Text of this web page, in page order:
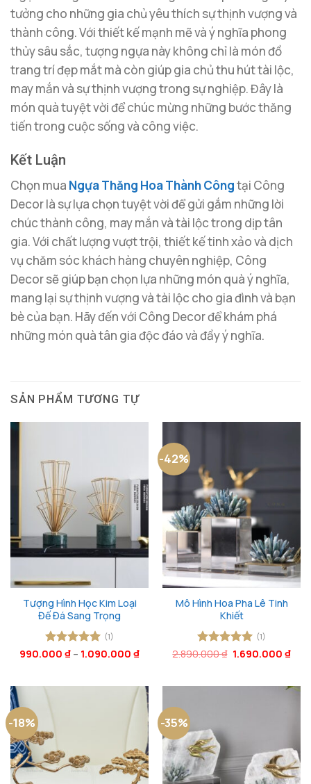
tưởng cho những gia chủ yêu thích sự thịnh vượng và
thành công. Với thiết kế mạnh mẽ và ý nghĩa phong
thủy sâu sắc, tượng ngựa này không chỉ là món đồ
trang trí đẹp mắt mà còn giúp gia chủ thu hút tài lộc,
may mắn và sự thịnh vượng trong sự nghiệp. Đây là
món quà tuyệt vời để chúc mừng những bước thăng
tiến trong cuộc sống và công việc.
Kết Luận
Chọn mua Ngựa Thăng Hoa Thành Côngtại Công
Decor là sự lựa chọn tuyệt vời để gửi gắm những lời
chúc thành công, may mắn và tài lộc trong dịp tân
gia. Với chất lượng vượt trội, thiết kế tinh xảo và dịch
vụ chăm sóc khách hàng chuyên nghiệp, Công
Decor sẽ giúp bạn chọn lựa những món quà ý nghĩa,
mang lại sự thịnh vượng và tài lộc cho gia đình và bạn
bè của bạn. Hãy đến với Công Decor để khám phá
những món quà tân gia độc đáo và đầy ý nghĩa.
SẢN PHẨM TƯƠNG TỰ
Tượng Hình Học Kim Loại
Đế Đá Sang Trọng
Được xếp
(1)
990.000 ₫ – 1.090.000 ₫
-42%
Mô Hình Hoa Pha Lê Tinh
Khiết
Được xếp
(1)
2.890.000₫ Giá
1.690.000 ₫Giá
-18% -35%